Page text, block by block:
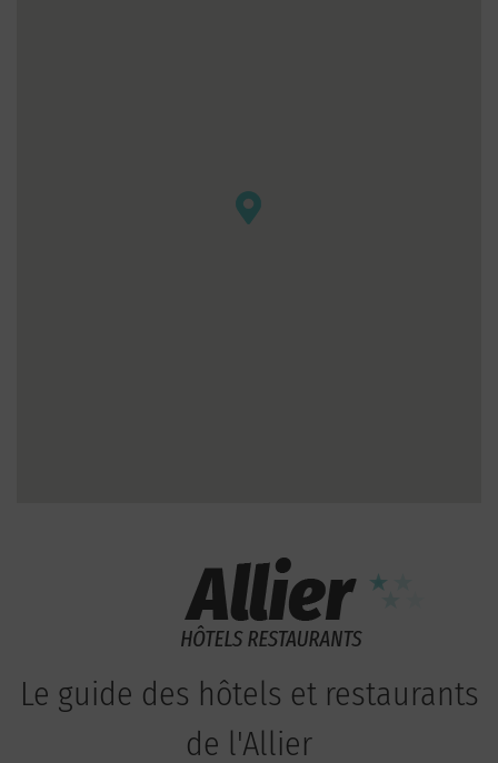
Le guide des hôtels et restaurants
de l'Allier